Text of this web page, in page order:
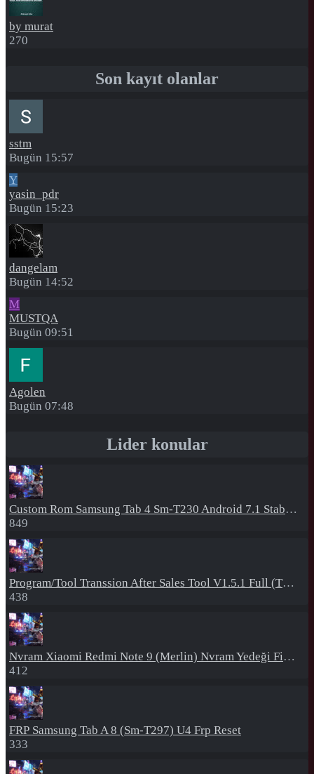
by murat
270
Son kayıt olanlar
sstm
Bugün 15:57
Y
yasin_pdr
Bugün 15:23
dangelam
Bugün 14:52
M
MUSTQA
Bugün 09:51
Agolen
Bugün 07:48
Lider konular
Custom Rom Samsung Tab 4 Sm-T230 Android 7.1 Stabil Eba Destekli Yazılım
849
Program/Tool Transsion After Sales Tool V1.5.1 Full (Tüm Mtk Işlemcili Cihazları Meta Moda Alma)
438
Nvram Xiaomi Redmi Note 9 (Merlin) Nvram Yedeği Fix Nv By Dft Pro
412
FRP Samsung Tab A 8 (Sm-T297) U4 Frp Reset
333